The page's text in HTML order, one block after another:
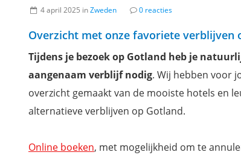
4 april 2025 inZweden 0 reacties
Overzicht met onze favoriete verblijven
Tijdens je bezoek op Gotland heb je
aangenaam verblijf nodig. Wij hebben voor
overzicht gemaakt van de mooiste hotels en
alternatieve verblijven op Gotland.
Online boeken, met mogelijkheid om te